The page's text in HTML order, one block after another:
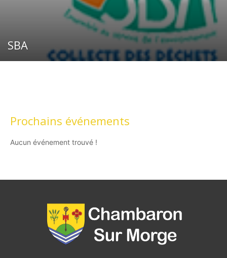
SBA
Prochains événements
Aucun événement trouvé !